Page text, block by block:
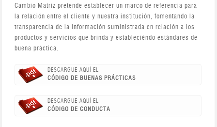
Cambio Matriz pretende establecer un marco de referencia para
la relación entre el cliente y nuestra institución, fomentando la
transparencia de la información suministrada en relación a los
productos y servicios que brinda y estableciéndo estándares de
buena práctica.
DESCARGUE AQUÍ EL
CÓDIGO DE BUENAS PRÁCTICAS
DESCARGUE AQUÍ EL
CÓDIGO DE CONDUCTA